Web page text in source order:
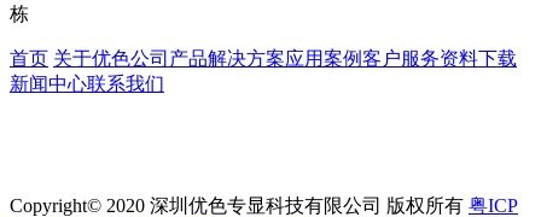
栋
首页 关于优色公司产品解决方案应用案例客户服务资料下载
新闻中心联系我们
Copyright© 2020 深圳优色专显科技有限公司 版权所有 粤ICP